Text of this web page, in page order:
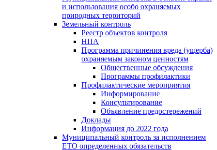
и использования особо охраняемых
природных территорий
Земельный контроль
Реестр объектов контроля
НПА
Программа причинения вреда (ущерба)
охраняемым законом ценностям
Общественные обсуждения
Программы профилактики
Профилактические мероприятия
Информирование
Консультирование
Объявление предостережений
Доклады
Информация до 2022 года
Муниципальный контроль за исполнением
ЕТО определенных обязательств